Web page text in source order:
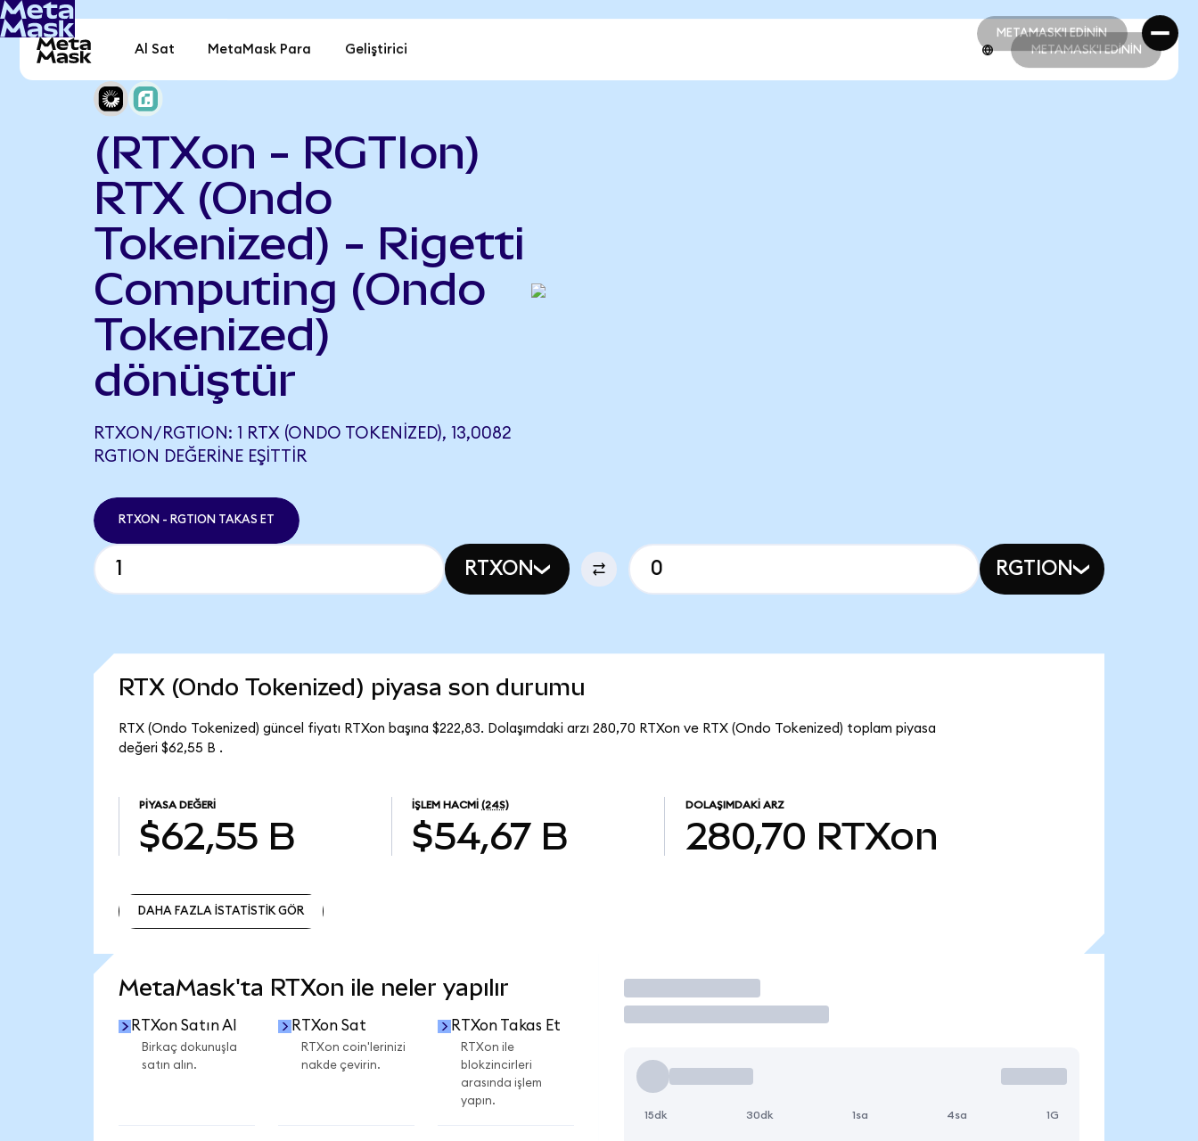
METAMASK'I EDİNİN
METAMASK'I EDİNİN
Al Sat MetaMask Para Geliştirici METAMASK'I EDİNİN
(RTXon - RGTIon)
RTX (Ondo
Tokenized) - Rigetti
Computing (Ondo
Tokenized)
dönüştür
RTXON/RGTION: 1 RTX (ONDO TOKENIZED), 13,0082
RGTION DEĞERINE EŞITTIR
RTXON - RGTION TAKAS ET
RTXON RGTION
RTX (Ondo Tokenized) piyasa son durumu
RTX (Ondo Tokenized) güncel fiyatı RTXon başına $222,83. Dolaşımdaki arzı 280,70 RTXon ve RTX (Ondo Tokenized) toplam piyasa
değeri $62,55 B .
PIYASA DEĞERI
$62,55 B
İŞLEM HACMI (24S)
$54,67 B
DOLAŞIMDAKI ARZ
280,70 RTXon
DAHA FAZLA İSTATİSTİK GÖR
MetaMask'ta RTXon ile neler yapılır
RTXon Satın Al
Birkaç dokunuşla
satın alın.
RTXon Sat
RTXon coin'lerinizi
nakde çevirin.
RTXon Takas Et
RTXon ile
blokzincirleri
arasında işlem
yapın.
İşlem Yap
15dk 30dk 1sa 4sa 1G